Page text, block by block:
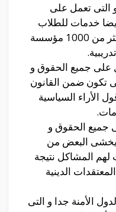
و التى تعمل على
خدمات للطلاب
الدوليين و هى تمتلك أكثر من 1000 مؤسسة
على جميع الحقوق و
تكون ضمن القانون
الأراء السياسية
جميع الحقوق و
يخشى البعض من
لهم المشاكل نتيجة
الدينية
الأمنة جدا و التى